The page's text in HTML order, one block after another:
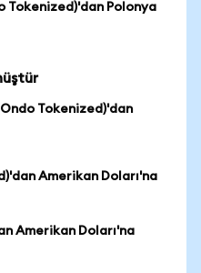
Tokenized)'dan Polonya
Tokenized)'dan
Amerikan Doları'na
Amerikan Doları'na